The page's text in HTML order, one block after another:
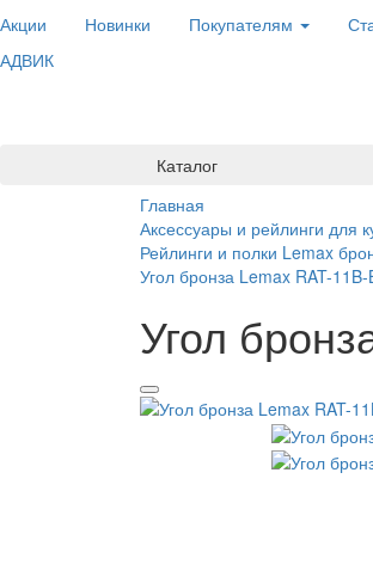
Акции Новинки Покупателям
АДВИК
Каталог
Главная
Аксессуары и рейлинги для
Рейлинги и полки Lemax
Угол бронза Lemax RAT-11B-
Угол